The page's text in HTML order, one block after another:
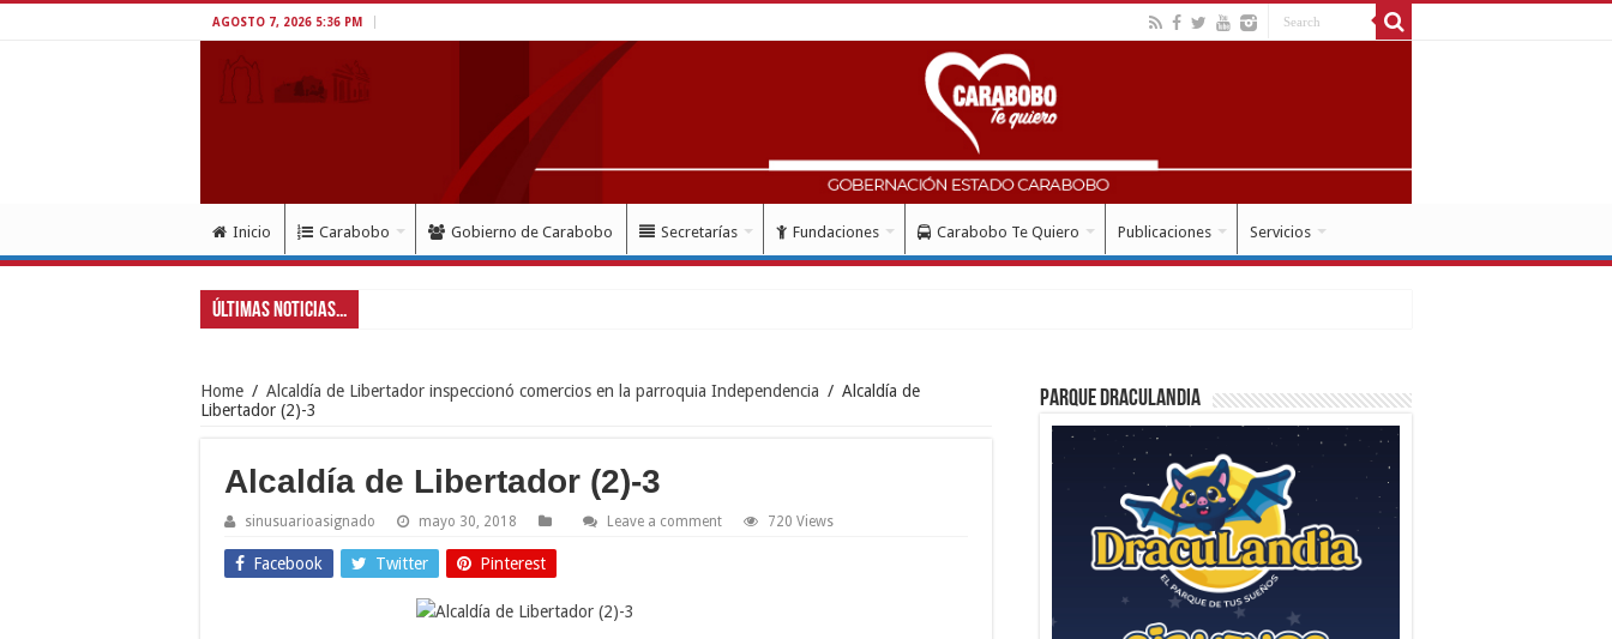
AGOSTO 7, 2026 5:36 PM
Inicio Carabobo Gobierno de Carabobo Secretarías Fundaciones Carabobo Te Quiero Publicaciones Servicios
Últimas Noticias...
Home / Alcaldía de Libertador inspeccionó comercios en la parroquia Independencia / Alcaldía de
Libertador (2)-3
Alcaldía de Libertador (2)-3
sinusuarioasignado mayo 30, 2018 Leave a comment 720 Views
Facebook Twitter Pinterest
Parque Draculandia